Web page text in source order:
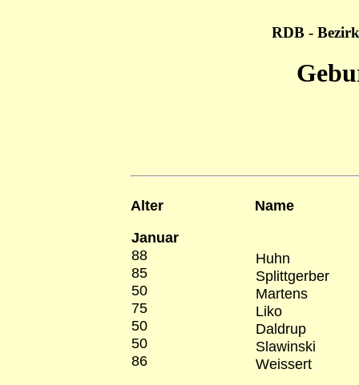
RDB -
Alter
Name
Januar
88
85
50
75
50
50
86
Huhn
Splittgerber
Martens
Liko
Daldrup
Slawinski
Weissert